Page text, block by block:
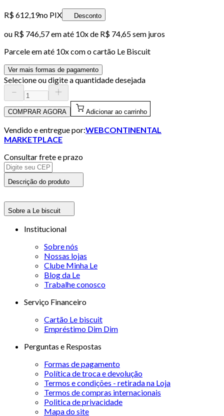
R$ 612,19no PIX Desconto
ou R$ 746,57em até 10x de R$ 74,65 sem juros
Parcele em até 10x com o cartão Le Biscuit
Ver mais formas de pagamento
Selecione ou digite a quantidade desejada
COMPRAR AGORA Adicionar ao carrinho
Vendido e entregue por:WEBCONTINENTAL
MARKETPLACE
Consultar frete e prazo
Descrição do produto
Sobre a Le biscuit
Institucional
Sobre nós
Nossas lojas
Clube Minha Le
Blog da Le
Trabalhe conosco
Serviço Financeiro
Cartão Le biscuit
Empréstimo Dim Dim
Perguntas e Respostas
Formas de pagamento
Política de troca e devolução
Termos e condições - retirada na Loja
Termos de compras internacionais
Politica de privacidade
Mapa do site